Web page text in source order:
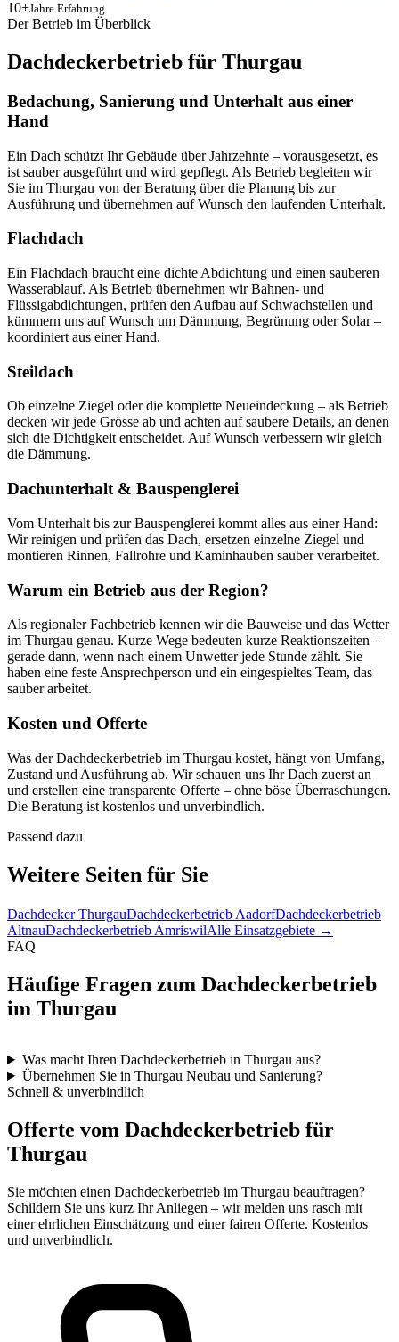
10+Jahre Erfahrung
Der Betrieb im Überblick
Dachdeckerbetrieb für Thurgau
Bedachung, Sanierung und Unterhalt aus einer
Hand
Ein Dach schützt Ihr Gebäude über Jahrzehnte – vorausgesetzt, es
ist sauber ausgeführt und wird gepflegt. Als Betrieb begleiten wir
Sie im Thurgau von der Beratung über die Planung bis zur
Ausführung und übernehmen auf Wunsch den laufenden Unterhalt.
Flachdach
Ein Flachdach braucht eine dichte Abdichtung und einen sauberen
Wasserablauf. Als Betrieb übernehmen wir Bahnen- und
Flüssigabdichtungen, prüfen den Aufbau auf Schwachstellen und
kümmern uns auf Wunsch um Dämmung, Begrünung oder Solar –
koordiniert aus einer Hand.
Steildach
Ob einzelne Ziegel oder die komplette Neueindeckung – als Betrieb
decken wir jede Grösse ab und achten auf saubere Details, an denen
sich die Dichtigkeit entscheidet. Auf Wunsch verbessern wir gleich
die Dämmung.
Dachunterhalt & Bauspenglerei
Vom Unterhalt bis zur Bauspenglerei kommt alles aus einer Hand:
Wir reinigen und prüfen das Dach, ersetzen einzelne Ziegel und
montieren Rinnen, Fallrohre und Kaminhauben sauber verarbeitet.
Warum ein Betrieb aus der Region?
Als regionaler Fachbetrieb kennen wir die Bauweise und das Wetter
im Thurgau genau. Kurze Wege bedeuten kurze Reaktionszeiten –
gerade dann, wenn nach einem Unwetter jede Stunde zählt. Sie
haben eine feste Ansprechperson und ein eingespieltes Team, das
sauber arbeitet.
Kosten und Offerte
Was der Dachdeckerbetrieb im Thurgau kostet, hängt von Umfang,
Zustand und Ausführung ab. Wir schauen uns Ihr Dach zuerst an
und erstellen eine transparente Offerte – ohne böse Überraschungen.
Die Beratung ist kostenlos und unverbindlich.
Passend dazu
Weitere Seiten für Sie
Dachdecker ThurgauDachdeckerbetrieb AadorfDachdeckerbetrieb
AltnauDachdeckerbetrieb AmriswilAlle Einsatzgebiete →
FAQ
Häufige Fragen zum Dachdeckerbetrieb
im Thurgau
Was macht Ihren Dachdeckerbetrieb in Thurgau aus?
Übernehmen Sie in Thurgau Neubau und Sanierung?
Schnell & unverbindlich
Offerte vom Dachdeckerbetrieb für
Thurgau
Sie möchten einen Dachdeckerbetrieb im Thurgau beauftragen?
Schildern Sie uns kurz Ihr Anliegen – wir melden uns rasch mit
einer ehrlichen Einschätzung und einer fairen Offerte. Kostenlos
und unverbindlich.